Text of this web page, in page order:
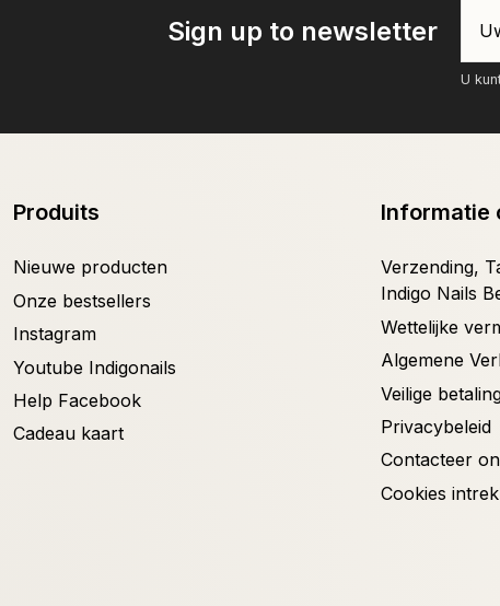
Sign up to newsletter
U
Produits
Nieuwe producten
Onze bestsellers
Instagram
Youtube Indigonails
Help Facebook
Cadeau kaart
Informatie
Verzending,
Indigo Nails
Wettelijke
Algemene
Veilige
Privacybeleid
Contacteer
Cookies